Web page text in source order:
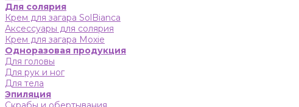
Для солярия
Крем для загара SolBianca
Аксессуары для солярия
Крем для загара Moxie
Одноразовая продукция
Для головы
Для рук и ног
Для тела
Эпиляция